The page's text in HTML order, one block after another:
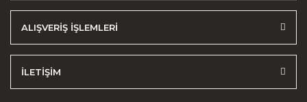
ALIŞVERİŞ İŞLEMLERİ
İLETİŞİM